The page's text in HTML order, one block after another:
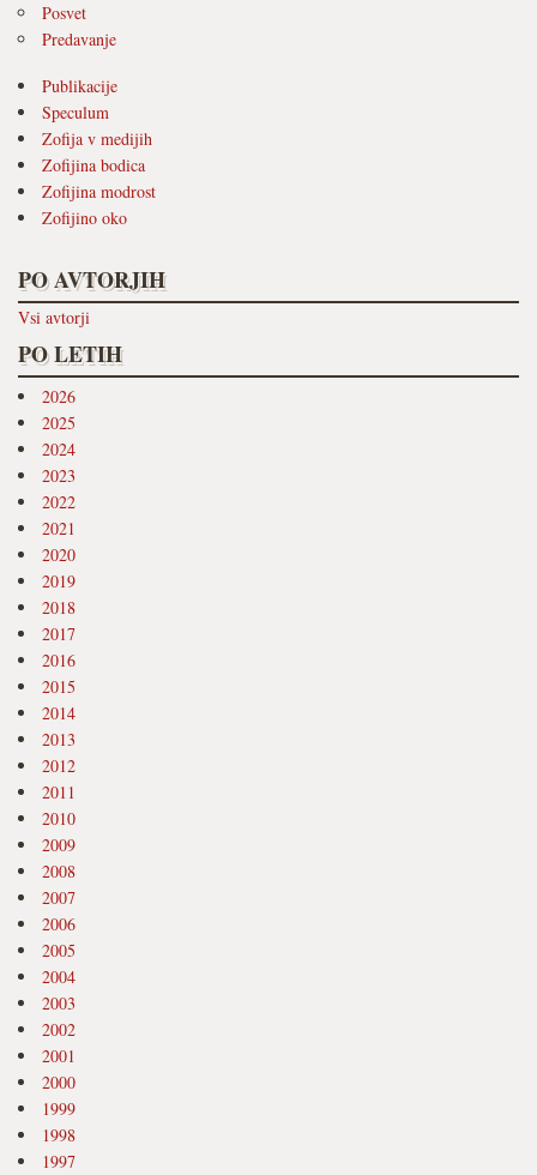
Posvet
Predavanje
Publikacije
Speculum
Zofija v medijih
Zofijina bodica
Zofijina modrost
Zofijino oko
PO AVTORJIH
Vsi avtorji
PO LETIH
2026
2025
2024
2023
2022
2021
2020
2019
2018
2017
2016
2015
2014
2013
2012
2011
2010
2009
2008
2007
2006
2005
2004
2003
2002
2001
2000
1999
1998
1997